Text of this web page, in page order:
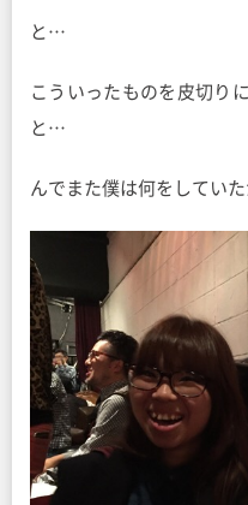
と…
こういったものを皮切り
と…
んでまた僕は何をしてい